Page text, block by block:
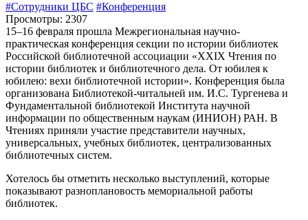
#Сотрудники ЦБС #Конференция
Просмотры: 2307
15–16 февраля прошла Межрегиональная научно-
практическая конференция секции по истории библиотек
Российской библиотечной ассоциации «XXIX Чтения по
истории библиотек и библиотечного дела. От юбилея к
юбилею: вехи библиотечной истории». Конференция была
организована Библиотекой-читальней им. И.С. Тургенева и
Фундаментальной библиотекой Института научной
информации по общественным наукам (ИНИОН) РАН. В
Чтениях приняли участие представители научных,
универсальных, учебных библиотек, централизованных
библиотечных систем.
Хотелось бы отметить несколько выступлений, которые
показывают разноплановость мемориальной работы
библиотек.